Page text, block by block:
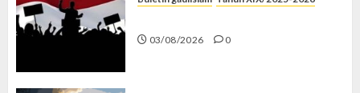
03/08/2026 0